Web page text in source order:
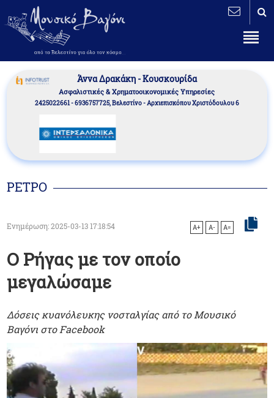
Άννα Δρακάκη - Κουσκουρίδα
Aσφαλιστικές & Χρηματοοικονομικές Υπηρεσίες
2425022661 - 6936757725, Βελεστίνο - Αρχιεπισκόπου Χριστόδουλου 6
ΡΕΤΡΟ
Ενημέρωση: 2025-03-13 17:18:54 A+ A- A=
Ο Ρήγας με τον οποίο
μεγαλώσαμε
Δόσεις κυανόλευκης νοσταλγίας από το Μουσικό
Βαγόνι στο Facebook